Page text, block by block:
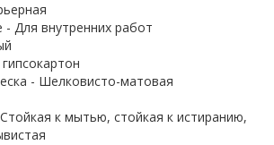
- Для внутренних работ
- Шелковисто-матовая
к мытью, стойкая к истиранию,